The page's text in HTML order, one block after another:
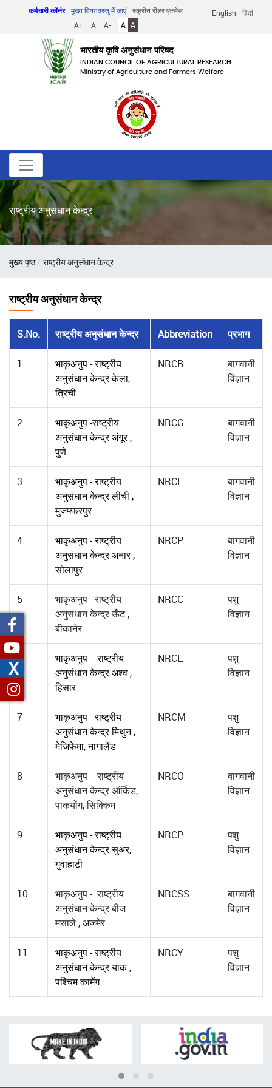
English हिंदी
कर्मचारी कॉर्नर मुख्य विषयवस्तु में जाएं
स्क्रीन रीडर एक्सेस
A+
A A- A A
भारतीय कृषि अनुसंधान परिषद
INDIAN COUNCIL OF AGRICULTURAL RESEARCH
Ministry of Agriculture and Farmers Welfare
राष्ट्रीय अनुसंधान केन्द्र
पग
मुख्य पृष्ठ राष्ट्रीय अनुसंधान केन्द्र
राष्ट्रीय अनुसंधान केन्द्र
S.No. राष्ट्रीय अनुसंधान केन्द्र Abbreviation प्रभाग
1
भाकृअनुप - राष्ट्रीय
अनुसंधान केन्द्र केला,
त्रिची
NRCB
बागवानी
विज्ञान
2
भाकृअनुप -राष्ट्रीय
अनुसंधान केन्द्र अंगूर ,
पुणे
NRCG
बागवानी
विज्ञान
3
भाकृअनुप - राष्ट्रीय
अनुसंधान केन्द्र लीची ,
मुजफ्फरपुर
NRCL
बागवानी
विज्ञान
4
भाकृअनुप - राष्ट्रीय
अनुसंधान केन्द्र अनार ,
सोलापुर
NRCP
बागवानी
विज्ञान
5
भाकृअनुप - राष्ट्रीय
अनुसंधान केन्द्र ऊँट ,
बीकानेर
NRCC
पशु
विज्ञान
6
भाकृअनुप - राष्ट्रीय
अनुसंधान केन्द्र अश्व ,
हिसार
NRCE
पशु
विज्ञान
7
भाकृअनुप - राष्ट्रीय
अनुसंधान केन्द्र मिथुन ,
मेजिफेमा, नागालैंड
NRCM
पशु
विज्ञान
8
भाकृअनुप - राष्ट्रीय
अनुसंधान केन्द्र ऑर्किड,
पाकयोंग, सिक्किम
NRCO
बागवानी
विज्ञान
9
भाकृअनुप - राष्ट्रीय
अनुसंधान केन्द्र सुअर,
गुवाहाटी
NRCP
पशु
विज्ञान
10
भाकृअनुप - राष्ट्रीय
अनुसंधान केन्द्र बीज
मसाले , अजमेर
NRCSS
बागवानी
विज्ञान
11
भाकृअनुप - राष्ट्रीय
अनुसंधान केन्द्र याक ,
पश्चिम कामेंग
NRCY
पशु
विज्ञान
X